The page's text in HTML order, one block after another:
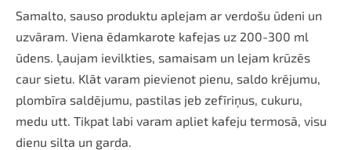
Samalto, sauso produktu aplejam ar verdošu ūdeni un
uzvāram. Viena ēdamkarote kafejas uz 200-300 ml
ūdens. Ļaujam ievilkties, samaisam un lejam krūzēs
caur sietu. Klāt varam pievienot pienu, saldo krējumu,
plombīra saldējumu, pastilas jeb zefīriņus, cukuru,
medu utt. Tikpat labi varam apliet kafeju termosā, visu
dienu silta un garda.